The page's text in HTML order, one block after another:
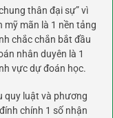
thân đại sự” vì
mỹ mãn là 1 nền tảng
chắc chắn bắt đầu
nhân duyên là 1
vực dự đoán học.
quy luật và phương
chính 1 số nhận